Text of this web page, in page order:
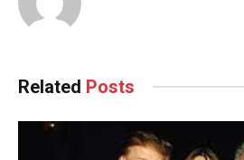
Related Posts